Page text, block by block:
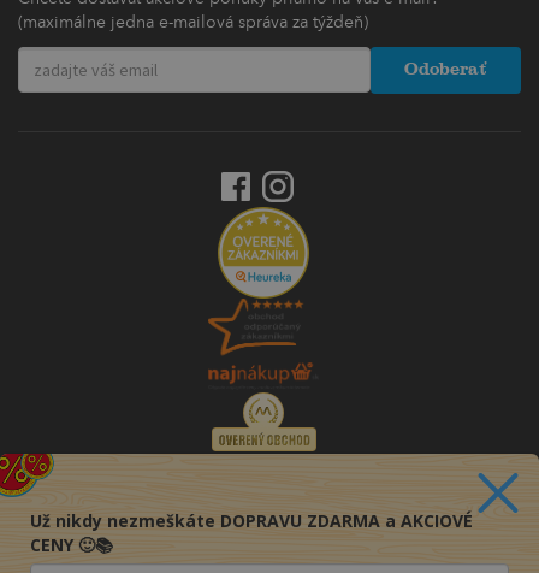
(maximálne jedna e-mailová správa za týždeň)
Odoberať
Už nikdy nezmeškáte DOPRAVU ZDARMA a AKCIOVÉ
CENY 🙂📚